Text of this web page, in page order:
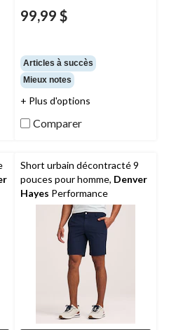
99,99 $
Articles à succès
Mieux notes
+ Plus d'options
Comparer
Short urbain décontracté 9
pouces pour homme, Denver
Hayes Performance